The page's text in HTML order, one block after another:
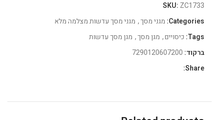
SKU: ZC1733
Categories: מגני מסך, מגני מסך עדשות מצלמה מלא
Tags: כיסויים, מגן מסך, מגן מסך עדשות
ברקוד:
Share: